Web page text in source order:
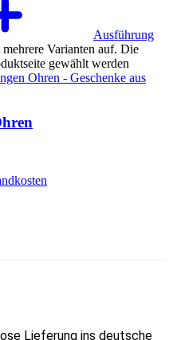
Ausführung
Varianten auf. Die
gewählt werden
Lieferung ins deutsche